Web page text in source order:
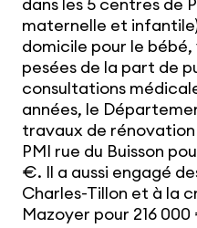
maternelle et
domicile pour le
pesées de la part de
consultations
années, le
travaux de
PMI rue du Buisson
€. Il a aussi engagé
Charles-Tillon et à la
Mazoyer pour 216